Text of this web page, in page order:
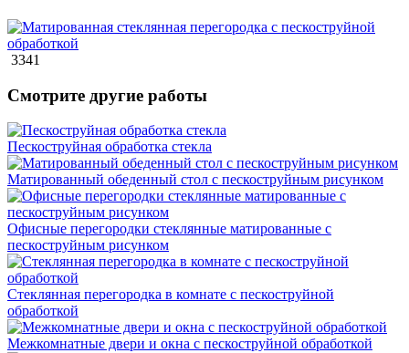
3341
Смотрите другие работы
Пескоструйная обработка стекла
Матированный обеденный стол с пескоструйным рисунком
Офисные перегородки стеклянные матированные с
пескоструйным рисунком
Стеклянная перегородка в комнате с пескоструйной
обработкой
Межкомнатные двери и окна с пескоструйной обработкой